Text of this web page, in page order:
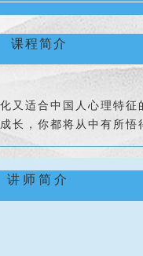
课程简介
又适合中国人心理特
长，你都将从中有所悟
讲师简介